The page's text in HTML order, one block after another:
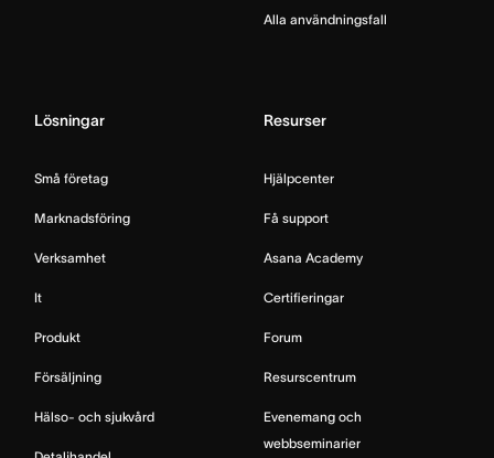
Alla användningsfall
Lösningar
Små företag
Marknadsföring
Verksamhet
It
Produkt
Försäljning
Hälso- och sjukvård
Resurser
Hjälpcenter
Få support
Asana Academy
Certifieringar
Forum
Resurscentrum
Evenemang och
webbseminarier